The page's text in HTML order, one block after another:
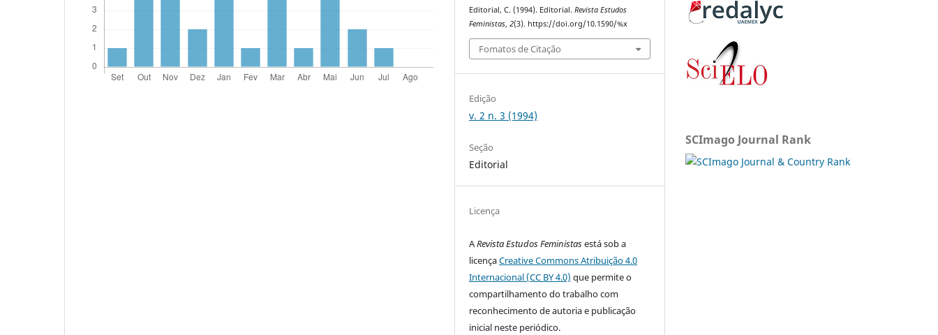
Editorial, C. (1994). Editorial.Revista Estudos
Feministas,2(3). https://doi.org/10.1590/%x
Fomatos de Citação
Edição
v. 2 n. 3 (1994)
Seção
Editorial
Licença
ARevista Estudos Feministasestá sob a
licençaCreative Commons Atribuição 4.0
Internacional (CC BY 4.0) que permite o
compartilhamento do trabalho com
reconhecimento de autoria e publicação
inicial neste periódico.
SCImago Journal Rank